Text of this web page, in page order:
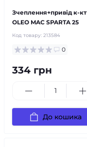
Зчеплення+привід к-кт
OLEO MAC SPARTA 25
Код товару: 213584
0
334 грн
До кошика